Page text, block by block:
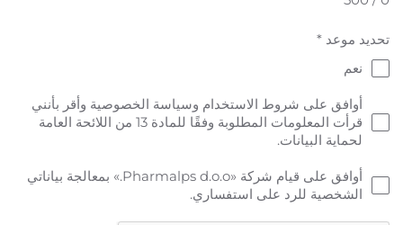
تحديد موعد *
نعم
أوافق على شروط الاستخدام وسياسة الخصوصية وأقر بأنني
قرأت المعلومات المطلوبة وفقًا للمادة 13 من اللائحة العامة
لحماية البيانات.
أوافق على قيام شركة «Pharmalps d.o.o.» بمعالجة بياناتي
الشخصية للرد على استفساري.